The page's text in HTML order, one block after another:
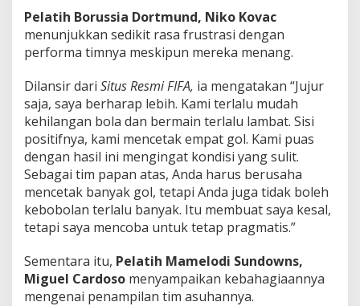
Pelatih Borussia Dortmund, Niko Kovac
menunjukkan sedikit rasa frustrasi dengan
performa timnya meskipun mereka menang.
Dilansir dari Situs Resmi FIFA, ia mengatakan “Jujur
saja, saya berharap lebih. Kami terlalu mudah
kehilangan bola dan bermain terlalu lambat. Sisi
positifnya, kami mencetak empat gol. Kami puas
dengan hasil ini mengingat kondisi yang sulit.
Sebagai tim papan atas, Anda harus berusaha
mencetak banyak gol, tetapi Anda juga tidak boleh
kebobolan terlalu banyak. Itu membuat saya kesal,
tetapi saya mencoba untuk tetap pragmatis.”
Sementara itu, Pelatih Mamelodi Sundowns,
Miguel Cardoso menyampaikan kebahagiaannya
mengenai penampilan tim asuhannya.